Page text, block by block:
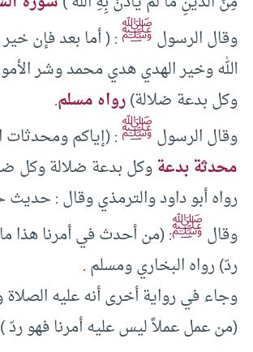
وقال الرسولﷺ: ( أما بعد فإن
الله وخير الهدي هدي محمد وشر
وكل بدعة ضلالة)رواه مسلم.
وقال الرسولﷺ: (إياكم ومحدثات
محدثة بدعةوكل بدعة ضلالة وكل
رواه أبو داود والترمذي وقال :
وقالﷺ: (من أحدث في أمرنا هذا
ردّ) رواه البخاري ومسلم .
وجاء في رواية أخرى أنه عليه الصلاة
(من عمل عملاً ليس عليه أمرنا فهو ردّ